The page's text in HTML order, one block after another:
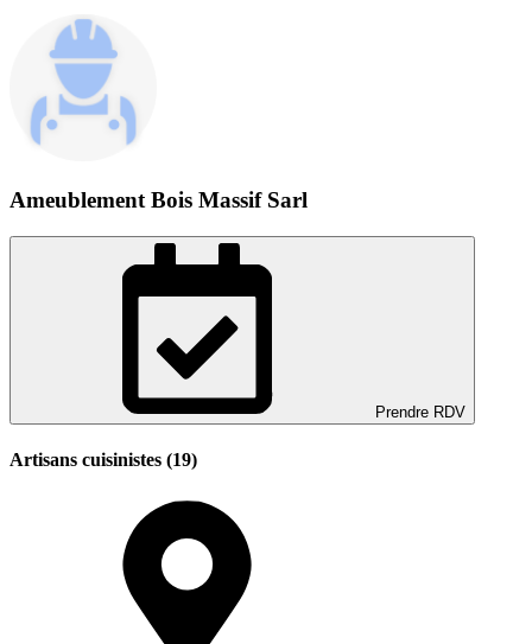
Ameublement Bois Massif Sarl
Prendre RDV
Artisans cuisinistes (19)